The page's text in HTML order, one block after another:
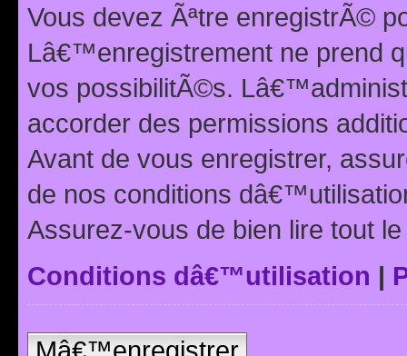
Vous devez Ãªtre enregistrÃ©
Lâ€™enregistrement ne prend
vos possibilitÃ©s.
accorder des permissions
Avant de vous enregistrer,
de nos conditions
Assurez-vous de bien lire tout
Conditions dâ€™utilisation |
Mâ€™enregistrer